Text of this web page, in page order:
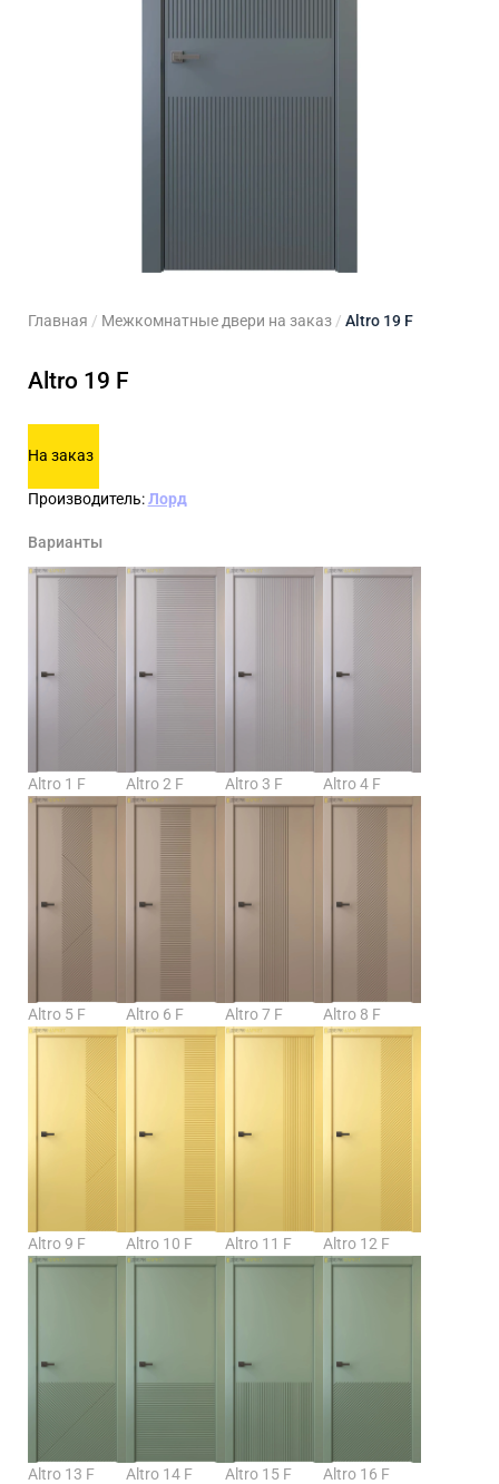
Главная / Межкомнатные двери на заказ / Altro 19 F
Altro 19 F
На заказ
Производитель:Лорд
Варианты
Altro 1 F Altro 2 F Altro 3 F Altro 4 F
Altro 5 F Altro 6 F Altro 7 F Altro 8 F
Altro 9 F Altro 10 F Altro 11 F Altro 12 F
Altro 13 F Altro 14 F Altro 15 F Altro 16 F